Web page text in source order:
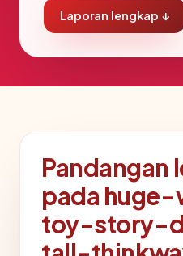
Laporan lengkap ↓
Pandangan
pada
toy-story-